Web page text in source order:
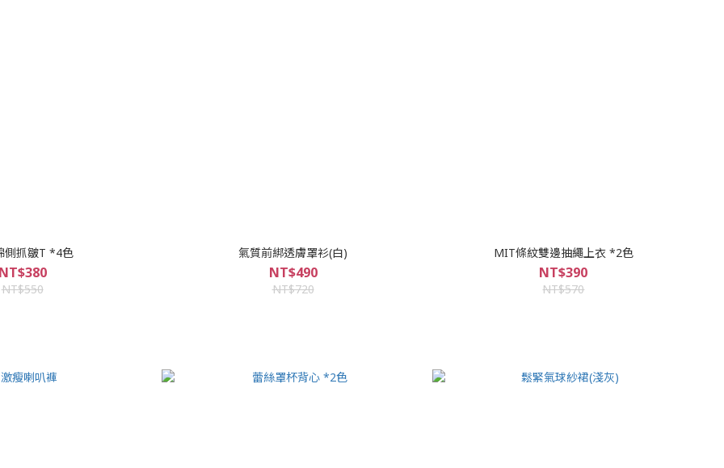
側抓皺T *4色
NT$550
氣質前綁透膚罩衫(白)
NT$490
NT$720
MIT條紋雙邊抽繩上衣 *2色
NT$390
NT$570